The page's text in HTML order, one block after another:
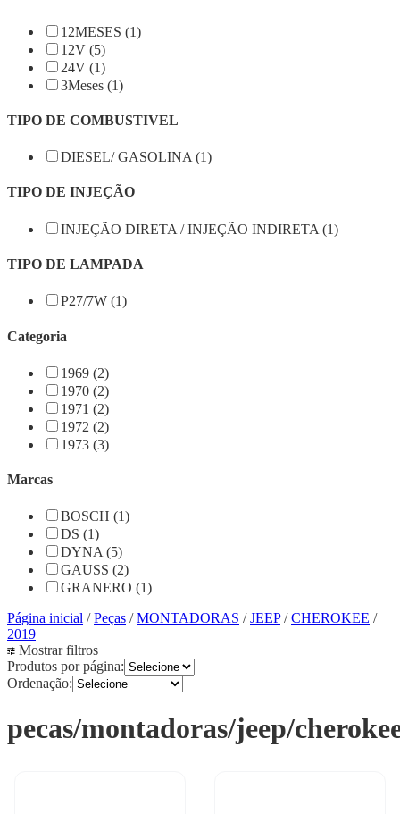
12MESES (1)
12V (5)
24V (1)
3Meses (1)
TIPO DE COMBUSTIVEL
DIESEL/ GASOLINA (1)
TIPO DE INJEÇÃO
INJEÇÃO DIRETA / INJEÇÃO INDIRETA (1)
TIPO DE LAMPADA
P27/7W (1)
Categoria
1969 (2)
1970 (2)
1971 (2)
1972 (2)
1973 (3)
Marcas
BOSCH (1)
DS (1)
DYNA (5)
GAUSS (2)
GRANERO (1)
Página inicial /Peças /MONTADORAS /JEEP/CHEROKEE /
2019
Mostrar filtros
Produtos por página:
Ordenação:
pecas/montadoras/jeep/